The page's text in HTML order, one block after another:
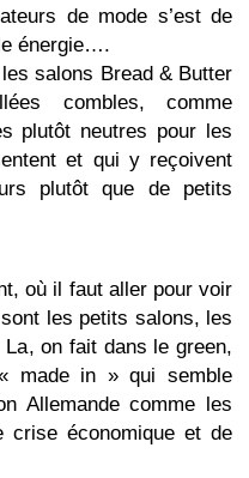
de mode s’est de
énergie….
salons Bread & Butter
combles, comme
plutôt neutres pour les
et qui y reçoivent
plutôt que de petits
où il faut aller pour voir
les petits salons, les
on fait dans le green,
made in » qui semble
Allemande comme les
économique et de